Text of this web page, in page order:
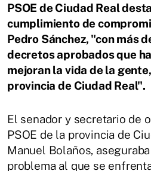
PSOE de Ciudad Real
cumplimiento de
Pedro Sánchez, "con más
decretos aprobados que
mejoran la vida de la
provincia de Ciudad Real".
El senador y secretario de
PSOE de la provincia de
Manuel Bolaños,
problema al que se